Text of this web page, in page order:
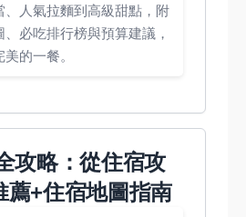
、人氣拉麵到高級甜點，附
必吃排行榜與預算建議，
的一餐。
攻略：從住宿攻
薦+住宿地圖指南